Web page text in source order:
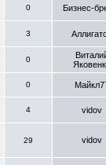
0 Бизнес-
3
0
0
4 vidov
29 vidov